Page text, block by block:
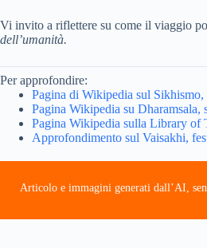
Vi invito a riflettere su come il viaggio
dell’umanità.
Per approfondire:
Pagina di Wikipedia sul
Pagina Wikipedia su Dharamsala,
Pagina Wikipedia sulla Library of
Approfondimento sul Vaisakhi,
Articolo e immagini generati dall’AI,